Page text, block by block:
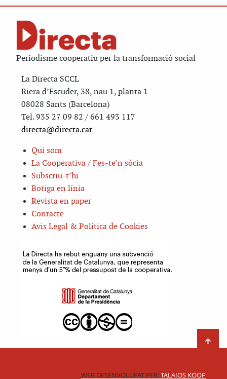
Periodisme cooperatiu per la transformació social
La Directa SCCL
Riera d’Escuder, 38, nau 1, planta 1
08028 Sants (Barcelona)
Tel. 935 27 09 82 / 661 493 117
directa@directa.cat
Qui som
La Cooperativa / Fes-te’n sòcia
Subscriu-t’hi
Botiga en línia
Revista en paper
Contacte
Avis Legal & Política de Cookies
WEB DESENVOLUPAT PER:TALAIOS KOOP